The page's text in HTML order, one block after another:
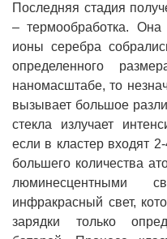
Последняя стадия
– термообработка.
ионы серебра
определенного
наномасштабе, то
вызывает большое
стекла излучает
если в кластер входят
большего количества
люминесцентными
инфракрасный свет,
зарядки только